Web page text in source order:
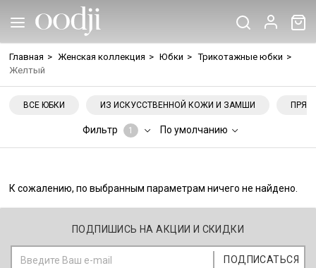
Главная > Женская коллекция > Юбки > Трикотажные юбки >
Желтый
ВСЕ ЮБКИ ИЗ ИСКУССТВЕННОЙ КОЖИ И ЗАМШИ
Фильтр 1 По умолчанию
К сожалению, по выбранным параметрам ничего не найдено.
ПОДПИШИСЬ НА АКЦИИ И СКИДКИ